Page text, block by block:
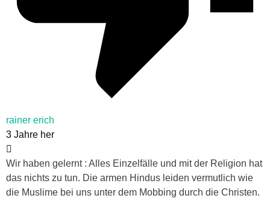
rainer erich
3 Jahre her
Wir haben gelernt : Alles Einzelfälle und mit der Religion hat
das nichts zu tun. Die armen Hindus leiden vermutlich wie
die Muslime bei uns unter dem Mobbing durch die Christen.